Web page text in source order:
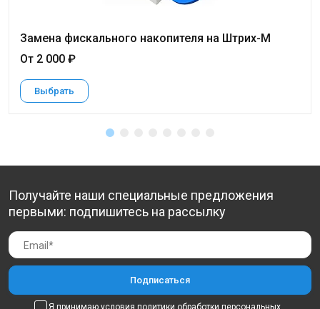
Замена фискального накопителя на Штрих-М
От 2 000 ₽
Выбрать
Получайте наши специальные предложения
первыми: подпишитесь на рассылку
Я принимаю условия политики обработки персональных